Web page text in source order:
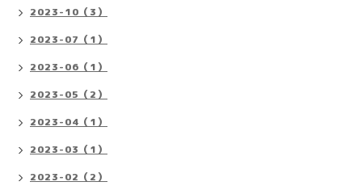
2023-10（3）
2023-07（1）
2023-06（1）
2023-05（2）
2023-04（1）
2023-03（1）
2023-02（2）